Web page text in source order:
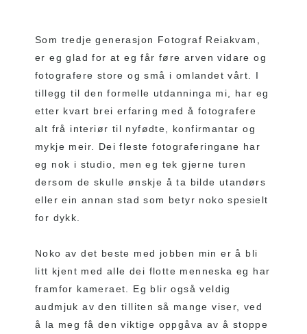
Som tredje generasjon Fotograf Reiakvam,
er eg glad for at eg får føre arven vidare og
fotografere store og små i omlandet vårt. I
tillegg til den formelle utdanninga mi, har eg
etter kvart brei erfaring med å fotografere
alt frå interiør til nyfødte, konfirmantar og
mykje meir. Dei fleste fotograferingane har
eg nok i studio, men eg tek gjerne turen
dersom de skulle ønskje å ta bilde utandørs
eller ein annan stad som betyr noko spesielt
for dykk.
Noko av det beste med jobben min er å bli
litt kjent med alle dei flotte menneska eg har
framfor kameraet. Eg blir også veldig
audmjuk av den tilliten så mange viser, ved
å la meg få den viktige oppgåva av å stoppe